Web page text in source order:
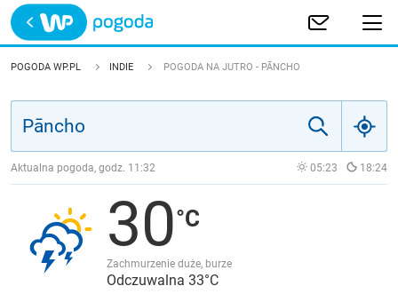
Trwa ładowanie
POLSKA
JAKOŚĆ POWIETRZA
POGODA WP.PL INDIE POGODA NA JUTRO - PĀNCHO
Aktualna pogoda, godz. 11:32 05:23 18:24
30
Zachmurzenie duże, burze
Odczuwalna 33°C